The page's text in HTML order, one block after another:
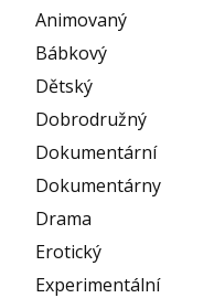
Animovaný
Bábkový
Dětský
Dobrodružný
Dokumentární
Dokumentárny
Drama
Erotický
Experimentální